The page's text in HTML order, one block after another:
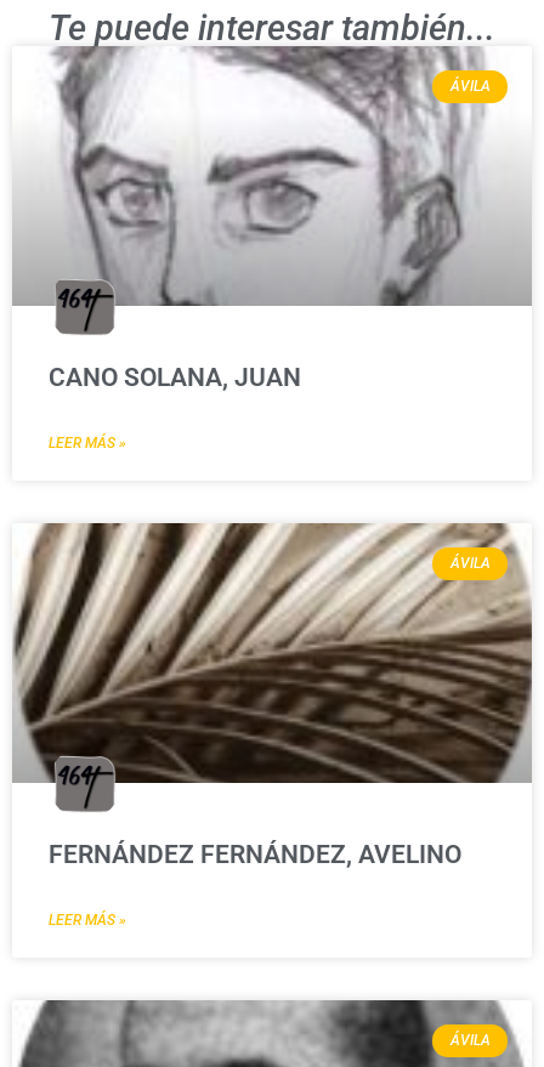
Te puede interesar también...
ÁVILA
CANO SOLANA, JUAN
LEER MÁS »
ÁVILA
FERNÁNDEZ FERNÁNDEZ, AVELINO
LEER MÁS »
ÁVILA